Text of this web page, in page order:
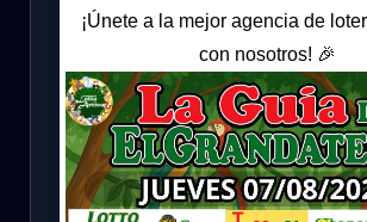
¡Únete a la mejor agencia de
con nosotros! 🎉